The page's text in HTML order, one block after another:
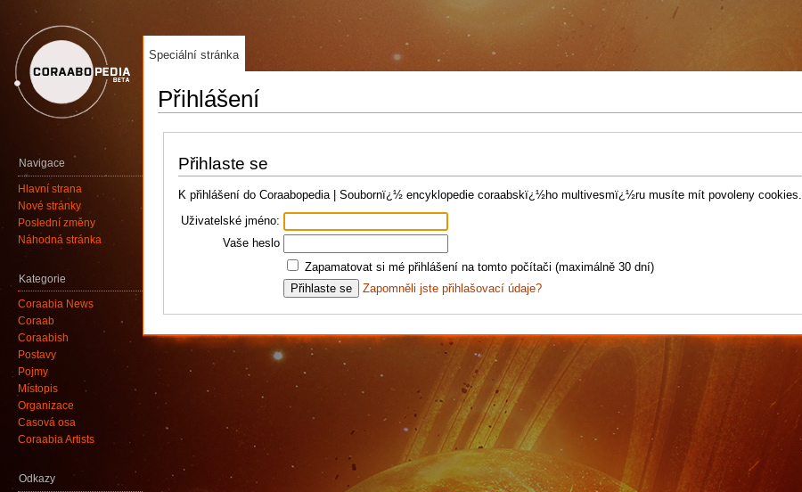
Přihlášení
Přihlaste se
K přihlášení do Coraabopedia | Soubornï¿½ encyklopedie coraabskï¿½ho multivesmï¿½ru musíte mít povoleny cookies.
Uživatelské jméno:
Vaše heslo
Zapamatovat si mé přihlášení na tomto počítači (maximálně 30 dní)
Zapomněli jste přihlašovací údaje?
Speciální stránka
Navigace
Hlavní strana
Nové stránky
Poslední změny
Náhodná stránka
Kategorie
Coraabia News
Coraab
Coraabish
Postavy
Pojmy
Místopis
Organizace
Časová osa
Coraabia Artists
Odkazy